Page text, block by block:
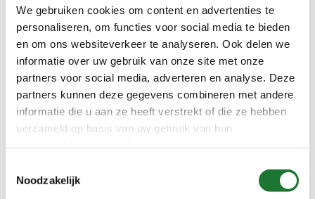
We gebruiken cookies om content en advertenties te
personaliseren, om functies voor social media te bieden
en om ons websiteverkeer te analyseren. Ook delen we
informatie over uw gebruik van onze site met onze
partners voor social media, adverteren en analyse. Deze
partners kunnen deze gegevens combineren met andere
informatie die u aan ze heeft verstrekt of die ze hebben
verzameld op basis van uw gebruik van hun
Noodzakelijk